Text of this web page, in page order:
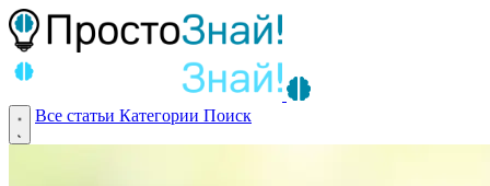
Все статьи Категории Поиск